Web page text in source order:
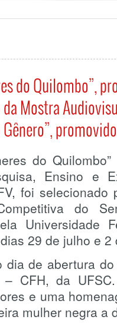
do Quilombo”,
Mostra
do
Ensino e
foi
do
Universidade
29 de julho e 2
dia de abertura
CFH, da
e uma
mulher negra a